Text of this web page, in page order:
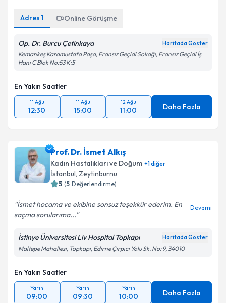
Adres 1 Online Görüşme
Op. Dr. Burcu Çetinkaya Haritada Göster
Kemankeş Karamustafa Paşa, Fransız Geçidi Sokağı, Fransız Geçidi İş
Hanı C Blok No:53 K:5
En Yakın Saatler
11 Ağu
12:30
11 Ağu
15:00
12 Ağu
11:00 Daha Fazla
Prof. Dr. İsmet Alkış
Kadın Hastalıkları ve Doğum +1diğer
İstanbul, Zeytinburnu
5 (5 Değerlendirme)
İsmet hocama ve ekibine sonsuz teşekkür ederim. En
saçma sorularıma...
Devamı
İstinye Üniversitesi Liv Hospital Topkapı Haritada Göster
Maltepe Mahallesi, Topkapı, Edirne Çırpıcı Yolu Sk. No: 9, 34010
En Yakın Saatler
Yarın
09:00
Yarın
09:30
Yarın
10:00 Daha Fazla